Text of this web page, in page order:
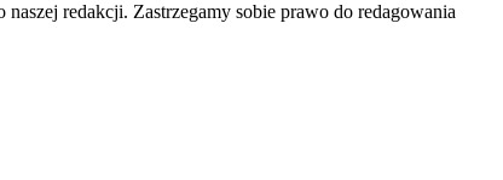
redakcji. Zastrzegamy sobie prawo do redagowania